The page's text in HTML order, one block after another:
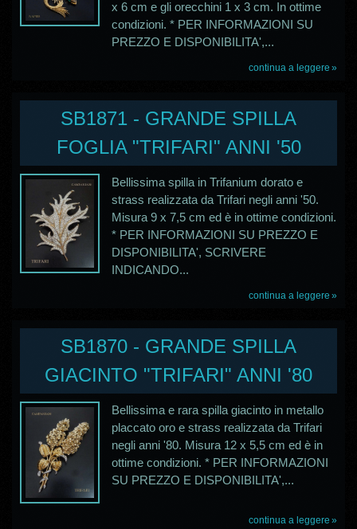
x 6 cm e gli orecchini 1 x 3 cm. In ottime
condizioni. * PER INFORMAZIONI SU
PREZZO E DISPONIBILITA',...
continua a leggere
SB1871 - GRANDE SPILLA
FOGLIA "TRIFARI" ANNI '50
Bellissima spilla in Trifanium dorato e
strass realizzata da Trifari negli anni '50.
Misura 9 x 7,5 cm ed è in ottime condizioni.
* PER INFORMAZIONI SU PREZZO E
DISPONIBILITA', SCRIVERE
INDICANDO...
continua a leggere
SB1870 - GRANDE SPILLA
GIACINTO "TRIFARI" ANNI '80
Bellissima e rara spilla giacinto in metallo
placcato oro e strass realizzata da Trifari
negli anni '80. Misura 12 x 5,5 cm ed è in
ottime condizioni. * PER INFORMAZIONI
SU PREZZO E DISPONIBILITA',...
continua a leggere